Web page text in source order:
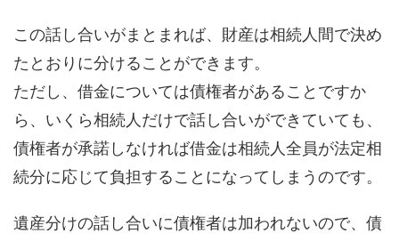
この話し合いがまとまれば、財産は相続人間で決め
たとおりに分けることができます。
ただし、借金については債権者があることですか
ら、いくら相続人だけで話し合いができていても、
債権者が承諾しなければ借金は相続人全員が法定相
続分に応じて負担することになってしまうのです。
遺産分けの話し合いに債権者は加われないので、債